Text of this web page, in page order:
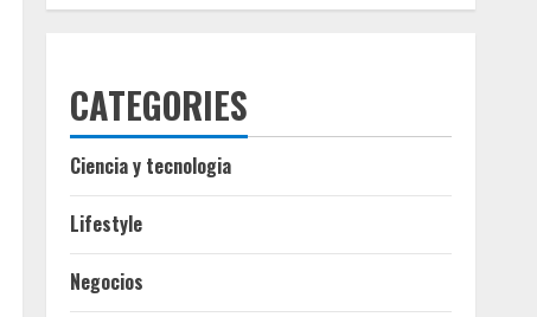
CATEGORIES
Ciencia y tecnologia
Lifestyle
Negocios